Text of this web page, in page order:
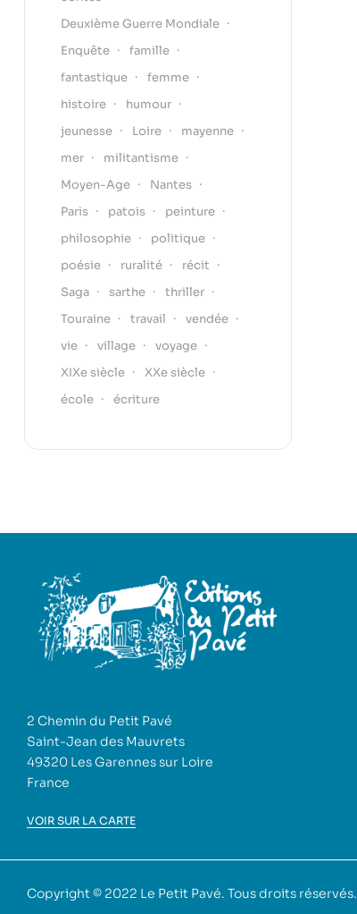
Deuxième Guerre Mondiale
Enquête
famille
fantastique
femme
histoire
humour
jeunesse
Loire
mayenne
mer
militantisme
Moyen-Age
Nantes
Paris
patois
peinture
philosophie
politique
poésie
ruralité
récit
Saga
sarthe
thriller
Touraine
travail
vendée
vie
village
voyage
XIXe siècle
XXe siècle
école
écriture
2 Chemin du Petit Pavé
Saint-Jean des Mauvrets
49320 Les Garennes sur Loire
France
VOIR SUR LA CARTE
Copyright © 2022 Le Petit Pavé. Tous droits réservés.